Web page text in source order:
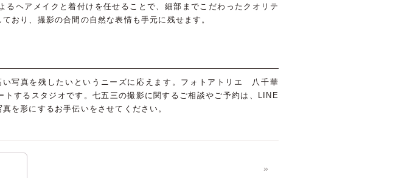
ヘアメイクと着付けを任せることで、細部までこだわったクオリテ
おり、撮影の合間の自然な表情も手元に残せます。
写真を残したいというニーズに応えます。フォトアトリエ 八千華
するスタジオです。七五三の撮影に関するご相談やご予約は、LINE
を形にするお手伝いをさせてください。
»